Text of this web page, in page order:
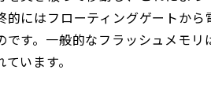
的にはフローティングゲートか
です。一般的なフラッシュメモ
ています。